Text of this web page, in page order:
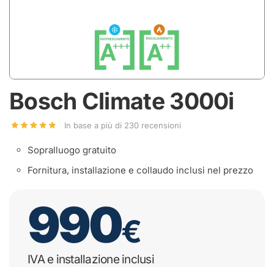
Bosch Climate 3000i
In base a più di 230 recensioni
Sopralluogo gratuito
Fornitura, installazione e collaudo inclusi nel prezzo
990€
IVA e installazione inclusi